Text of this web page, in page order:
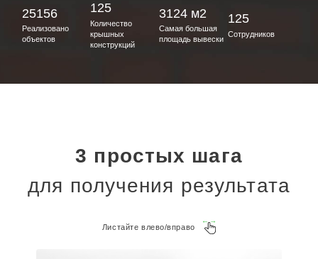
25156
Реализовано
объектов
125
Количество
крышных
конструкций
3124 м2
Самая большая
площадь вывески
125
Сотрудников
3 простых шага
для получения результата
Листайте влево/вправо